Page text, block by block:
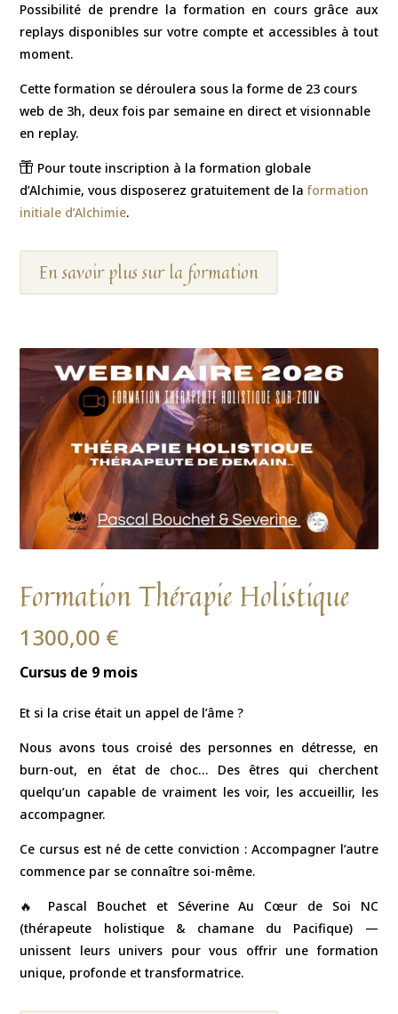
Possibilité de prendre la formation en cours grâce aux
replays disponibles sur votre compte et accessibles à tout
moment.
Cette formation se déroulera sous la forme de 23 cours
web de 3h, deux fois par semaine en direct et visionnable
en replay.
 Pour toute inscription à la formation globale
d’Alchimie, vous disposerez gratuitement de laformation
initiale d’Alchimie.
En savoir plus sur la formation
Formation Thérapie Holistique
1300,00 €
Cursus de 9 mois
Et si la crise était un appel de l’âme ?
Nous avons tous croisé des personnes en détresse, en
burn-out, en état de choc… Des êtres qui cherchent
quelqu’un capable de vraiment les voir, les accueillir, les
accompagner.
Ce cursus est né de cette conviction : Accompagner l’autre
commence par se connaître soi-même.
🔥 Pascal Bouchet et Séverine Au Cœur de Soi NC
(thérapeute holistique & chamane du Pacifique) —
unissent leurs univers pour vous offrir une formation
unique, profonde et transformatrice.